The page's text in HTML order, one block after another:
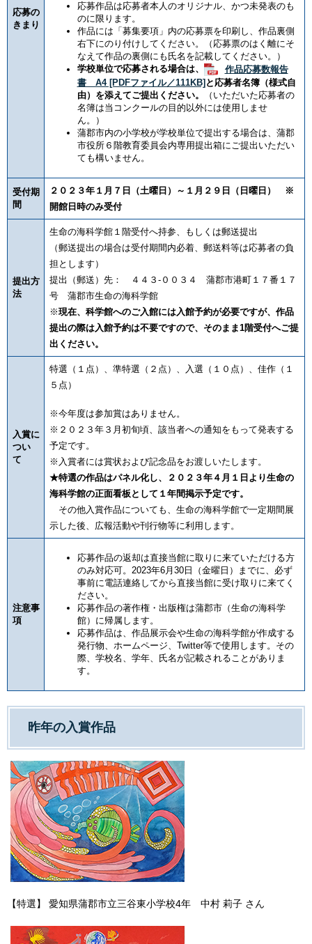
応募の
きまり
応募作品は応募者本人のオリジナル、かつ未発表のも
のに限ります。
作品には「募集要項」内の応募票を印刷し、作品裏側
右下にのり付けしてください。（応募票のはく離にそ
なえて作品の裏側にも氏名を記載してください。）
学校単位で応募される場合は、
作品応募数報告
書 A4 [PDFファイル／111KB] と応募者名簿（様式自
由）を添えてご提出ください。
（いただいた応募者の
名簿は当コンクールの目的以外には使用しませ
ん。）
蒲郡市内の小学校が学校単位で提出する場合は、蒲郡
市役所６階教育委員会内専用提出箱にご提出いただい
ても構いません。
受付期
間
２０２３年１月７日（土曜日）～１月２９日（日曜日） ※
開館日時のみ受付
提出方
法
生命の海科学館１階受付へ持参、もしくは郵送提出
（郵送提出の場合は受付期間内必着、郵送料等は応募者の負
担とします）
提出（郵送）先： ４４３-００３４ 蒲郡市港町１７番１７
号 蒲郡市生命の海科学館
※現在、科学館へのご入館には入館予約が必要ですが、作品
提出の際は入館予約は不要ですので、そのまま1階受付へご提
出ください。
入賞に
つい
て
特選（１点）、準特選（２点）、入選（１０点）、佳作（１
５点）
※今年度は参加賞はありません。
※２０２３年３月初旬頃、該当者への通知をもって発表する
予定です。
※入賞者には賞状および記念品をお渡しいたします。
★特選の作品はパネル化し、２０２３年４月１日より生命の
海科学館の正面看板として１年間掲示予定です。
その他入賞作品についても、生命の海科学館で一定期間展
示した後、広報活動や刊行物等に利用します。
注意事
項
応募作品の返却は直接当館に取りに来ていただける方
のみ対応可。2023年6月30日（金曜日）までに、必ず
事前に電話連絡してから直接当館に受け取りに来てく
ださい。
応募作品の著作権・出版権は蒲郡市（生命の海科学
館）に帰属します。
応募作品は、作品展示会や生命の海科学館が作成する
発行物、ホームページ、Twitter等で使用します。その
際、学校名、学年、氏名が記載されることがありま
す。
昨年の入賞作品
【特選】 愛知県蒲郡市立三谷東小学校4年 中村 莉子 さん